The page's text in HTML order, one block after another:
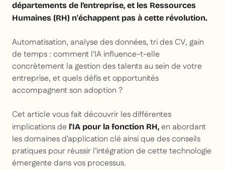
départements de l’entreprise, et les Ressources
Humaines (RH) n'échappent pas à cette révolution.
Automatisation, analyse des données, tri des CV, gain
de temps : comment l'IA influence-t-elle
concrètement la gestion des talents au sein de votre
entreprise, et quels défis et opportunités
accompagnent son adoption ?
Cet article vous fait découvrir les différentes
implications de l'IA pour la fonction RH, en abordant
les domaines d'application clé ainsi que des conseils
pratiques pour réussir l'intégration de cette technologie
émergente dans vos processus.